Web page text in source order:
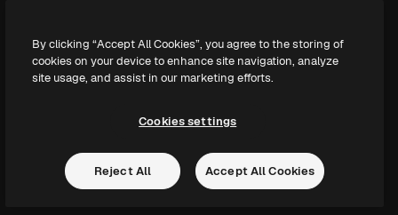
TikTok
Discord
Copyright © 2010- Freepik Company S.L.U. Tutti i diritti riservati
By clicking “Accept All Cookies”, you agree to the storing of
cookies on your device to enhance site navigation, analyze
site usage, and assist in our marketing efforts.
Cookies settings
Reject All Accept All Cookies